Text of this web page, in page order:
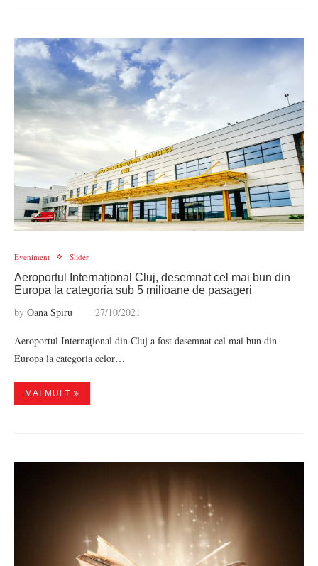
Eveniment Slider
Aeroportul Internațional Cluj, desemnat cel mai bun din
Europa la categoria sub 5 milioane de pasageri
by Oana Spiru 27/10/2021
Aeroportul Internațional din Cluj a fost desemnat cel mai bun din
Europa la categoria celor…
MAI MULT